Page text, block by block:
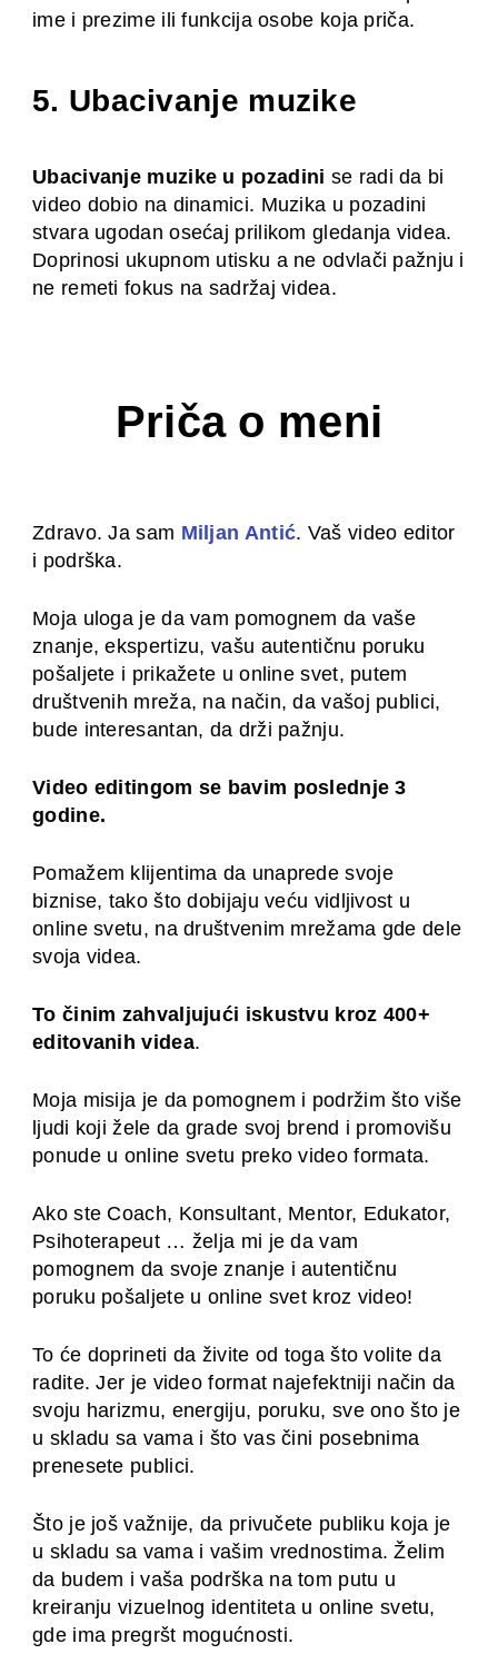
ime i prezime ili funkcija osobe koja priča.
5. Ubacivanje muzike
Ubacivanje muzike u pozadini se radi da bi
video dobio na dinamici. Muzika u pozadini
stvara ugodan osećaj prilikom gledanja videa.
Doprinosi ukupnom utisku a ne odvlači pažnju i
ne remeti fokus na sadržaj videa.
Priča o meni
Zdravo. Ja sam Miljan Antić. Vaš video editor
i podrška.
Moja uloga je da vam pomognem da vaše
znanje, ekspertizu, vašu autentičnu poruku
pošaljete i prikažete u online svet, putem
društvenih mreža, na način, da vašoj publici,
bude interesantan, da drži pažnju.
Video editingom se bavim poslednje 3
godine.
Pomažem klijentima da unaprede svoje
biznise, tako što dobijaju veću vidljivost u
online svetu, na društvenim mrežama gde dele
svoja videa.
To činim zahvaljujući iskustvu kroz 400+
editovanih videa.
Moja misija je da pomognem i podržim što više
ljudi koji žele da grade svoj brend i promovišu
ponude u online svetu preko video formata.
Ako ste Coach, Konsultant, Mentor, Edukator,
Psihoterapeut … želja mi je da vam
pomognem da svoje znanje i autentičnu
poruku pošaljete u online svet kroz video!
To će doprineti da živite od toga što volite da
radite. Jer je video format najefektniji način da
svoju harizmu, energiju, poruku, sve ono što je
u skladu sa vama i što vas čini posebnima
prenesete publici.
Što je još važnije, da privučete publiku koja je
u skladu sa vama i vašim vrednostima. Želim
da budem i vaša podrška na tom putu u
kreiranju vizuelnog identiteta u online svetu,
gde ima pregršt mogućnosti.